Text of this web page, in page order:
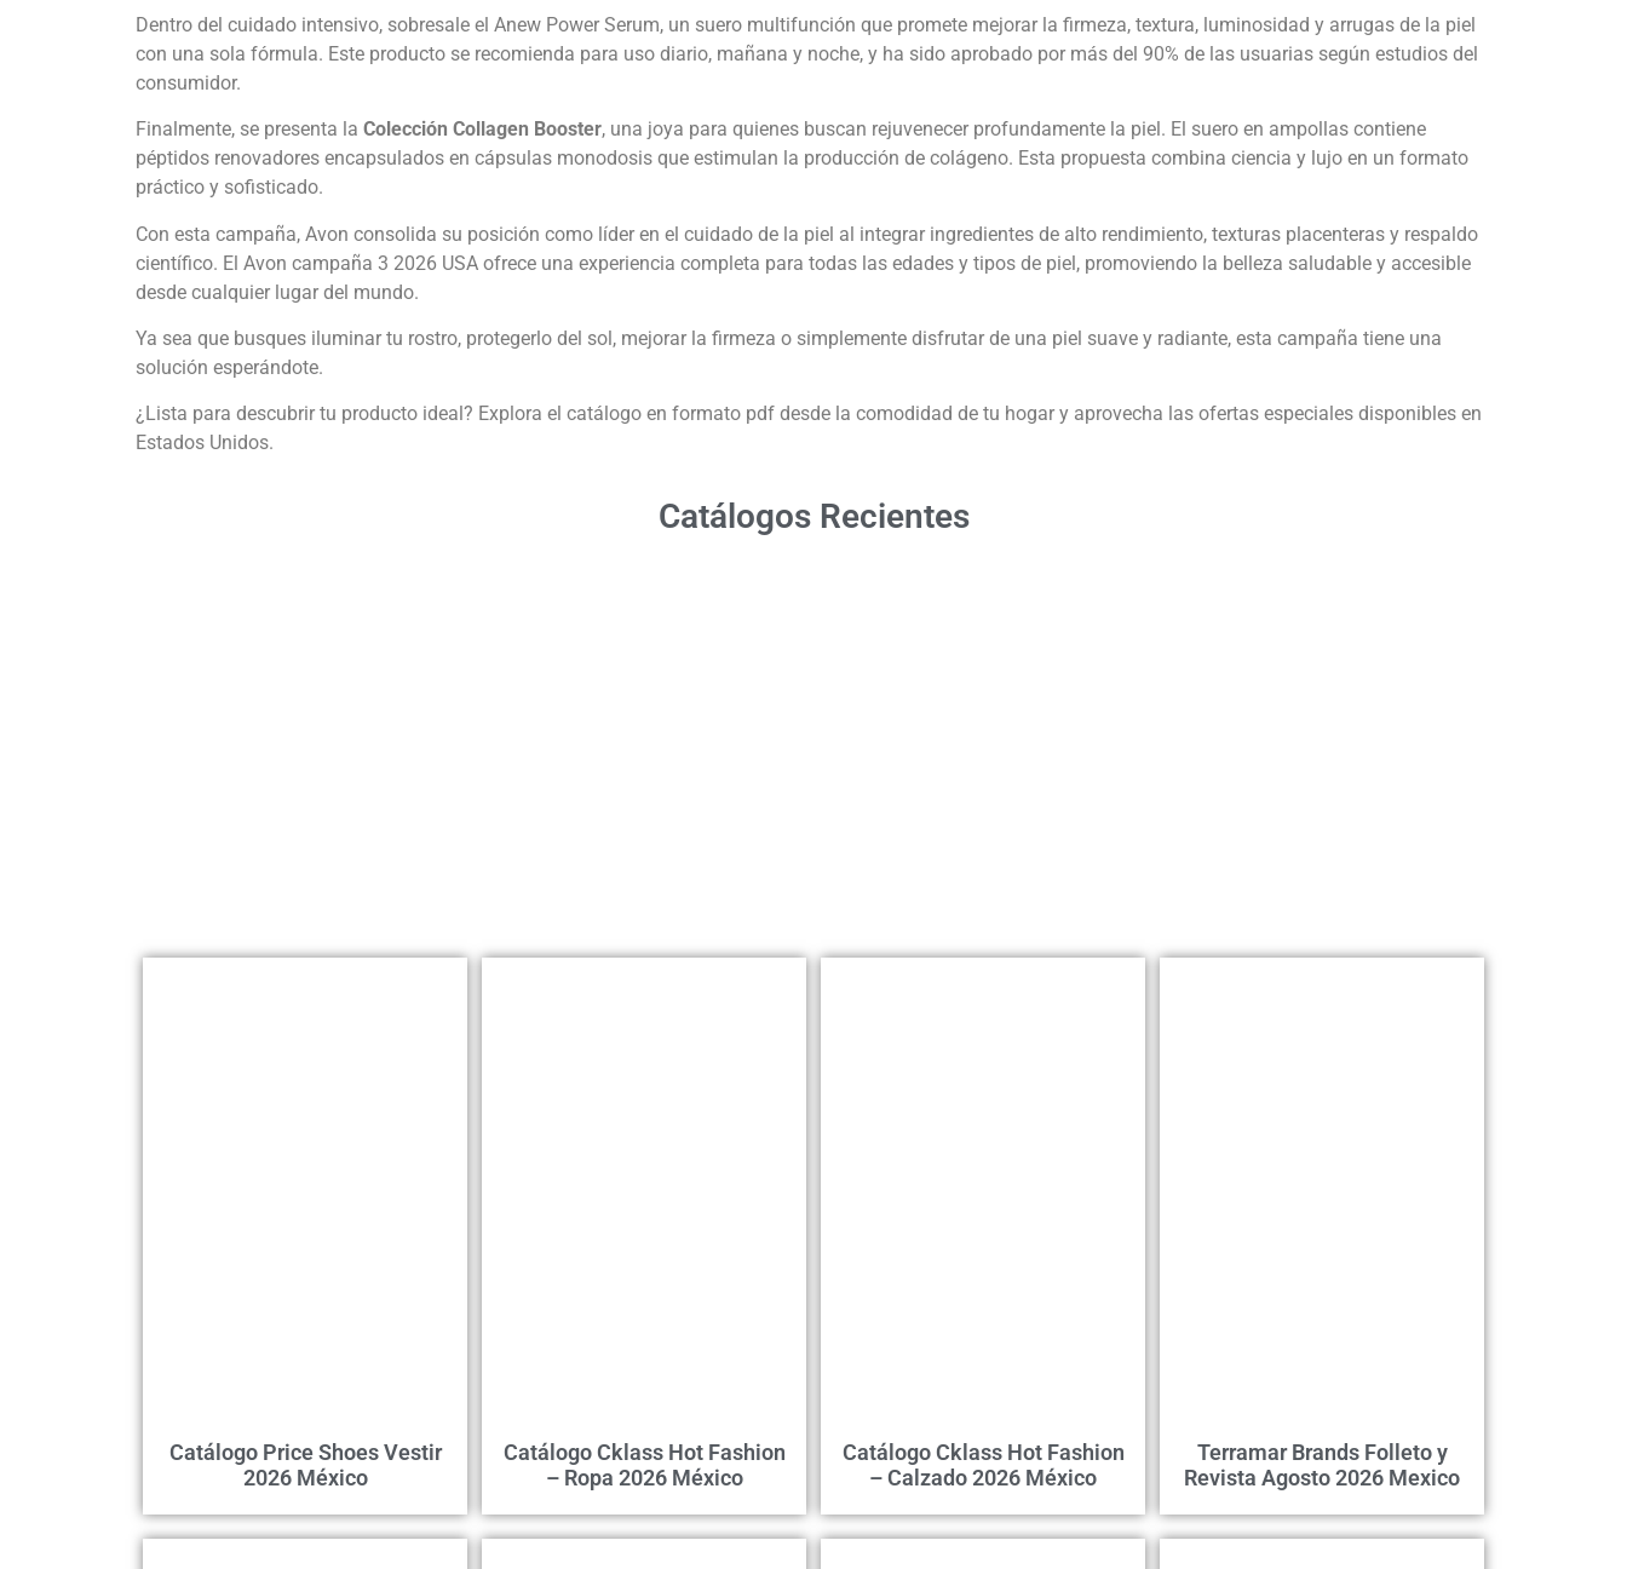
Dentro del cuidado intensivo, sobresale el Anew Power Serum, un suero multifunción que promete mejorar la firmeza, textura, luminosidad y arrugas de la piel
con una sola fórmula. Este producto se recomienda para uso diario, mañana y noche, y ha sido aprobado por más del 90% de las usuarias según estudios del
consumidor.
Finalmente, se presenta la Colección Collagen Booster, una joya para quienes buscan rejuvenecer profundamente la piel. El suero en ampollas contiene
péptidos renovadores encapsulados en cápsulas monodosis que estimulan la producción de colágeno. Esta propuesta combina ciencia y lujo en un formato
práctico y sofisticado.
Con esta campaña, Avon consolida su posición como líder en el cuidado de la piel al integrar ingredientes de alto rendimiento, texturas placenteras y respaldo
científico. El Avon campaña 3 2026 USA ofrece una experiencia completa para todas las edades y tipos de piel, promoviendo la belleza saludable y accesible
desde cualquier lugar del mundo.
Ya sea que busques iluminar tu rostro, protegerlo del sol, mejorar la firmeza o simplemente disfrutar de una piel suave y radiante, esta campaña tiene una
solución esperándote.
¿Lista para descubrir tu producto ideal? Explora el catálogo en formato pdf desde la comodidad de tu hogar y aprovecha las ofertas especiales disponibles en
Estados Unidos.
Catálogos Recientes
Catálogo Price Shoes Vestir
2026 México
Catálogo Cklass Hot Fashion
– Ropa 2026 México
Catálogo Cklass Hot Fashion
– Calzado 2026 México
Terramar Brands Folleto y
Revista Agosto 2026 Mexico